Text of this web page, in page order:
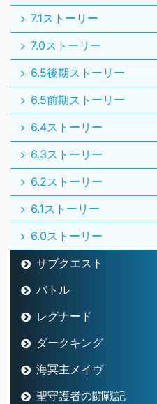
7.1ストーリー
7.0ストーリー
6.5後期ストーリー
6.5前期ストーリー
6.4ストーリー
6.3ストーリー
6.2ストーリー
6.1ストーリー
6.0ストーリー
サブクエスト
バトル
レグナード
ダークキング
海冥主メイヴ
聖守護者の闘戦記